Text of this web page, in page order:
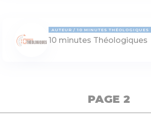
AUTEUR 10 MINUTES THÉOLOGIQUES
10 minutes Théologiques
PAGE 2